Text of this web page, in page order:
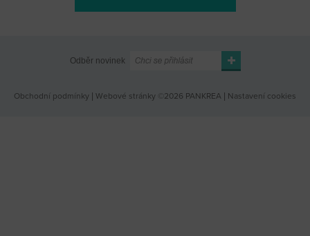
Odběr novinek
Obchodní podmínky Webové stránky ©2026 PANKREA Nastavení cookies